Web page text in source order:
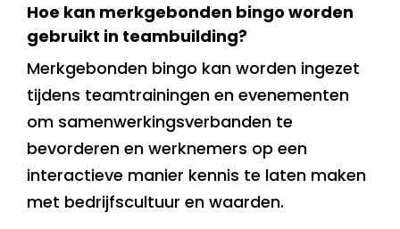
Hoe kan merkgebonden bingo worden
gebruikt in teambuilding?
Merkgebonden bingo kan worden ingezet
tijdens teamtrainingen en evenementen
om samenwerkingsverbanden te
bevorderen en werknemers op een
interactieve manier kennis te laten maken
met bedrijfscultuur en waarden.